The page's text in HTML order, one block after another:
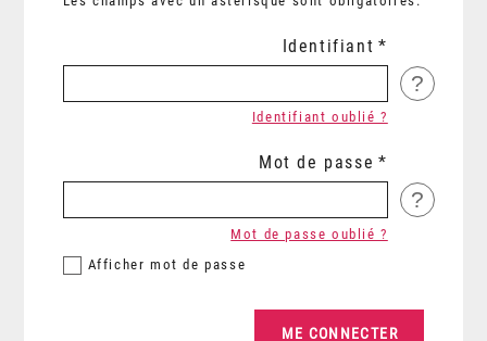
Identifiant
?
Identifiant oublié ?
Mot de passe
?
Afficher mot de passe
Mot de passe oublié ?